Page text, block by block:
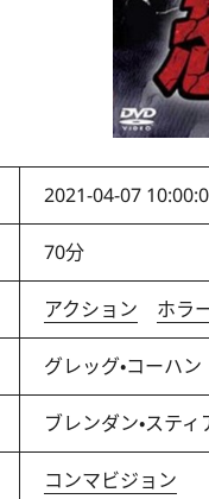
2021-04-07
70分
アクション ホラ
グレッグ・コーハ
ブレンダン・ステ
コンマビジョン